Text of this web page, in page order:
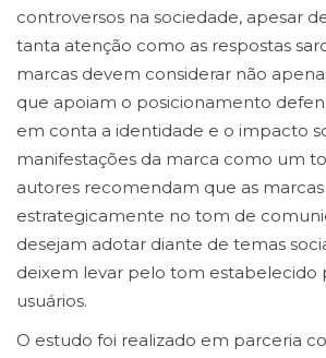
controversos na sociedade, apesar
tanta atenção como as respostas
marcas devem considerar não
que apoiam o posicionamento
em conta a identidade e o impacto
manifestações da marca como um
autores recomendam que as
estrategicamente no tom de
desejam adotar diante de temas
deixem levar pelo tom estabelecido
usuários.
O estudo foi realizado em parceria